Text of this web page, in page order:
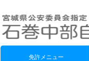
免許メニュー